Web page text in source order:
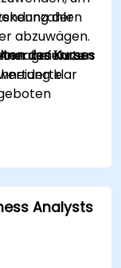
abzuwägen.
zu
klar
der
geführten
des Kurses
Analysts